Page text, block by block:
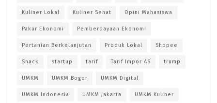
Kuliner Lokal Kuliner Sehat Opini Mahasiswa
Pakar Ekonomi Pemberdayaan Ekonomi
Pertanian Berkelanjutan Produk Lokal Shopee
Snack startup tarif Tarif Impor AS trump
UMKM UMKM Bogor UMKM Digital
UMKM Indonesia UMKM Jakarta UMKM Kuliner